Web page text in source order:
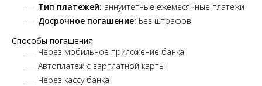
Тип платежей: аннуитетные ежемесячные платежи
Досрочное погашение: Без штрафов
Способы погашения
Через мобильное приложение банка
Автоплатёж с зарплатной карты
Через кассу банка